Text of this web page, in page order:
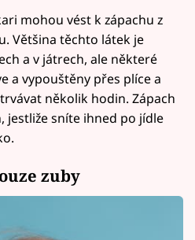
mohou vést k zápachu z
Většina těchto látek je
a v játrech, ale některé
a vypouštěny přes plíce a
několik hodin. Zápach
jestliže sníte ihned po jídle
zuby